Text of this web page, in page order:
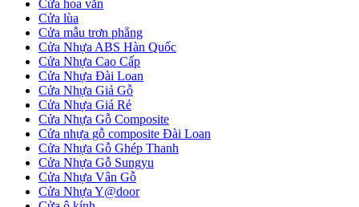
Cửa hoa văn
Cửa lùa
Cửa mẫu trơn phẳng
Cửa Nhựa ABS Hàn Quốc
Cửa Nhựa Cao Cấp
Cửa Nhựa Đài Loan
Cửa Nhựa Giả Gỗ
Cửa Nhựa Giá Rẻ
Cửa Nhựa Gỗ Composite
Cửa nhựa gỗ composite Đài Loan
Cửa Nhựa Gỗ Ghép Thanh
Cửa Nhựa Gỗ Sungyu
Cửa Nhựa Vân Gỗ
Cửa Nhựa Y@door